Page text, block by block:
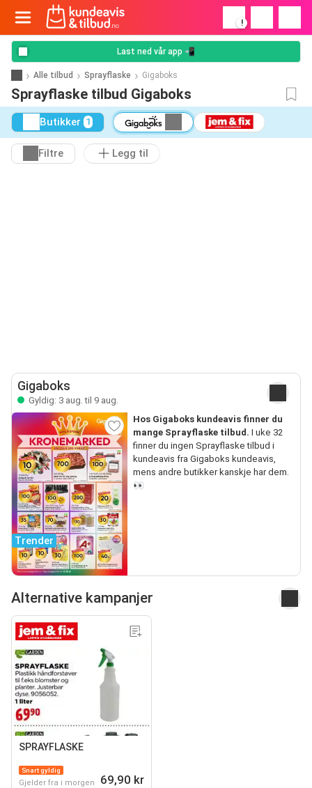
!
Last ned vår app 📲
Alle tilbud Sprayflaske Gigaboks
Sprayflaske tilbud Gigaboks
Butikker 1
Filtre Legg til
Gigaboks
Gyldig: 3 aug. til 9 aug.
Trender
Hos Gigaboks kundeavis finner du
mange Sprayflaske tilbud. I uke 32
finner du ingen Sprayflaske tilbud i
kundeavis fra Gigaboks kundeavis,
mens andre butikker kanskje har dem.
👀
Alternative kampanjer
SPRAYFLASKE
Snart gyldig
Gjelder fra i morgen 69,90 kr